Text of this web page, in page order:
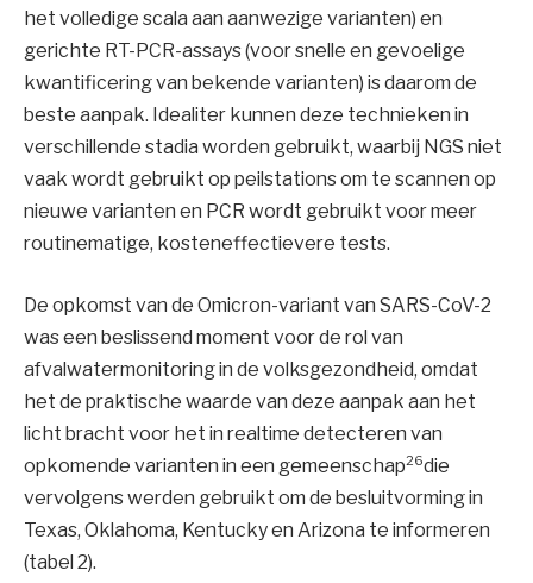
het volledige scala aan aanwezige varianten) en
gerichte RT-PCR-assays (voor snelle en gevoelige
kwantificering van bekende varianten) is daarom de
beste aanpak. Idealiter kunnen deze technieken in
verschillende stadia worden gebruikt, waarbij NGS niet
vaak wordt gebruikt op peilstations om te scannen op
nieuwe varianten en PCR wordt gebruikt voor meer
routinematige, kosteneffectievere tests.
De opkomst van de Omicron-variant van SARS-CoV-2
was een beslissend moment voor de rol van
afvalwatermonitoring in de volksgezondheid, omdat
het de praktische waarde van deze aanpak aan het
licht bracht voor het in realtime detecteren van
opkomende varianten in een gemeenschap26die
vervolgens werden gebruikt om de besluitvorming in
Texas, Oklahoma, Kentucky en Arizona te informeren
(tabel 2).